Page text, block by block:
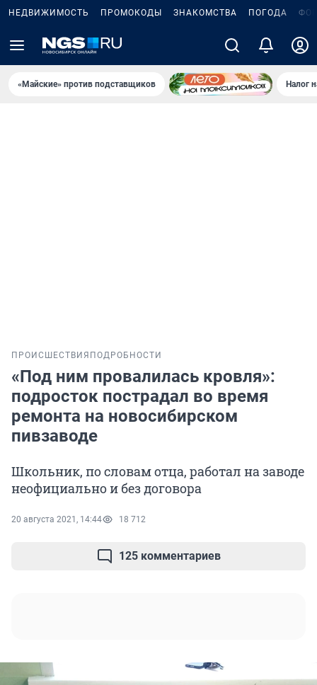
НЕДВИЖИМОСТЬ ПРОМОКОДЫ ЗНАКОМСТВА ПОГОДА
«Майские» против подставщиков Налог
ПРОИСШЕСТВИЯ ПОДРОБНОСТИ
«Под ним провалилась кровля»:
подросток пострадал во время
ремонта на новосибирском
пивзаводе
Школьник, по словам отца, работал на заводе
неофициально и без договора
20 августа 2021, 14:44 18 712
125 комментариев